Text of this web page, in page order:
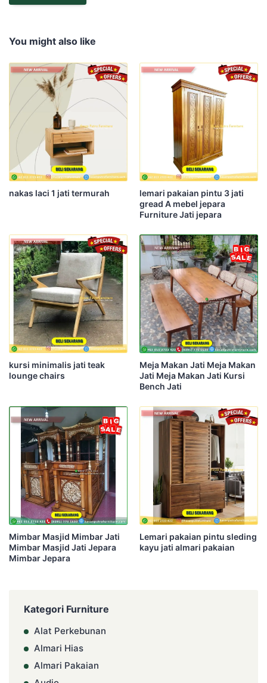
You might also like
nakas laci 1 jati termurah
lemari pakaian pintu 3 jati
gread A mebel jepara
Furniture Jati jepara
kursi minimalis jati teak
lounge chairs
Meja Makan Jati Meja Makan
Jati Meja Makan Jati Kursi
Bench Jati
Mimbar Masjid Mimbar Jati
Mimbar Masjid Jati Jepara
Mimbar Jepara
Lemari pakaian pintu sleding
kayu jati almari pakaian
Kategori Furniture
Alat Perkebunan
Almari Hias
Almari Pakaian